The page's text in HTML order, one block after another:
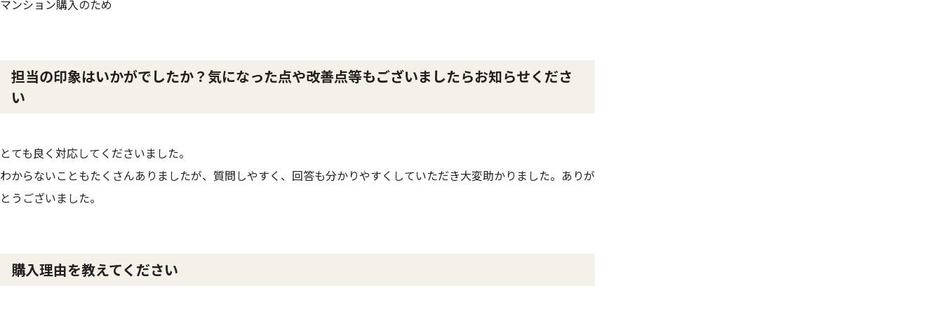
マンション購入のため
担当の印象はいかがでしたか？気になった点や改善点等もございましたらお知らせくださ
い
とても良く対応してくださいました。
わからないこともたくさんありましたが、質問しやすく、回答も分かりやすくしていただき大変助かりました。ありが
とうございました。
購入理由を教えてください